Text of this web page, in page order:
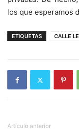
los que esperamos
ETIQUETAS CALLE
Artículo anterior